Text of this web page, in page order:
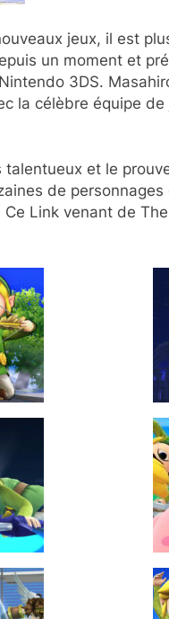
jeux, il est
un moment et
3DS.
la célèbre équipe
et le
de
Link venant de